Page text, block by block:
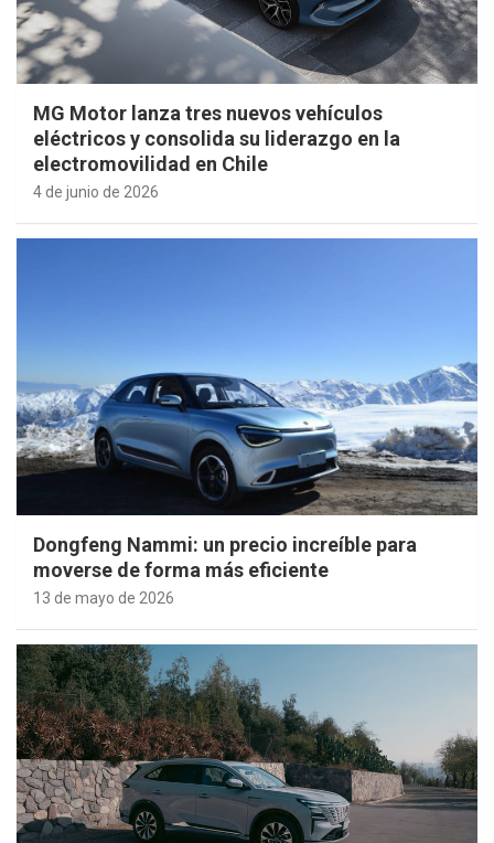
MG Motor lanza tres nuevos vehículos
eléctricos y consolida su liderazgo en la
electromovilidad en Chile
4 de junio de 2026
Dongfeng Nammi: un precio increíble para
moverse de forma más eficiente
13 de mayo de 2026